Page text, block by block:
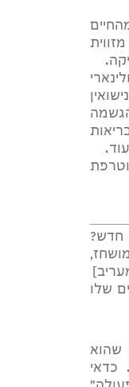
גיל ה-40, להגשמה
חדש?
שלו
שהוא
כדאי